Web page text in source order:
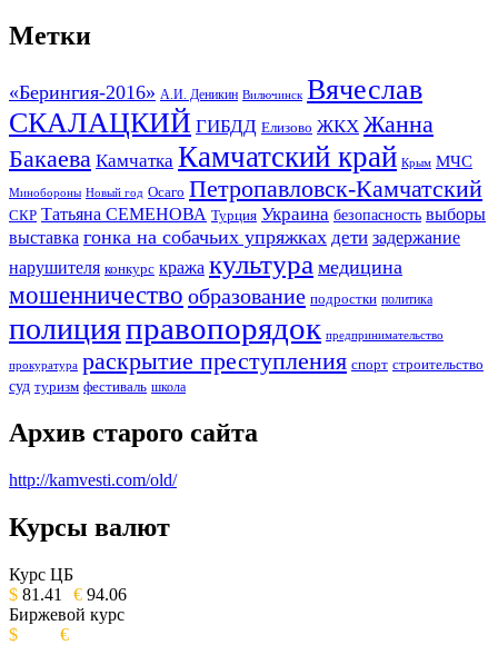
Метки
«Берингия-2016» А.И. Деникин Вилючинск Вячеслав
СКАЛАЦКИЙ ГИБДД Елизово ЖКХ Жанна
Бакаева Камчатка Камчатский край Крым МЧС
Минобороны Новый год Осаго Петропавловск-Камчатский
СКР Татьяна СЕМЕНОВА Турция Украина безопасность выборы
выставка гонка на собачьих упряжках дети задержание
нарушителя конкурс кража культура медицина
мошенничество образование подростки политика
полицияправопорядок предпринимательство
прокуратура раскрытие преступления спорт строительство
суд туризм фестиваль школа
Архив старого сайта
http://kamvesti.com/old/
ОБЩЕСТВЕННО-ПОЛИТИЧЕСКОЕ
ИЗДАНИЕ КАМЧАТСКОГО КРАЯ.
Курсы валют
Курс ЦБ
$ 81.41 € 94.06
Биржевой курс
$
€